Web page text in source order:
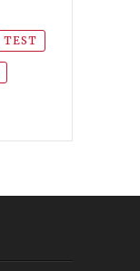
TEST